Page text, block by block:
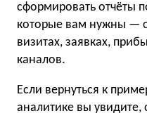
сформировать отчёты
которые вам нужны —
визитах, заявках,
каналов.
Если вернуться к
аналитике вы увидите,